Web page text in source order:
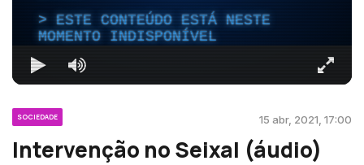
ESTE CONTEÚDO ESTÁ NESTE
MOMENTO INDISPONÍVEL
SOCIEDADE 15 abr, 2021, 17:00
Intervenção no Seixal (áudio)